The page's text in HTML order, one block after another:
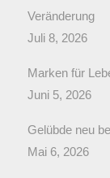
Veränderung
Juli 8, 2026
Marken für
Juni 5, 2026
Gelübde neu
Mai 6, 2026